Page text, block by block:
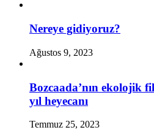
Nereye gidiyoruz?
Ağustos 9, 2023
Bozcaada’nın ekolojik
yıl heyecanı
Temmuz 25, 2023